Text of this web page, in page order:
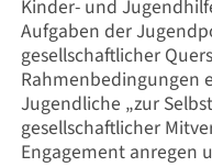
Kinder- und
Aufgaben der
gesellschaftlicher
Rahmenbedingungen
Jugendliche „zur
gesellschaftlicher
Engagement anregen